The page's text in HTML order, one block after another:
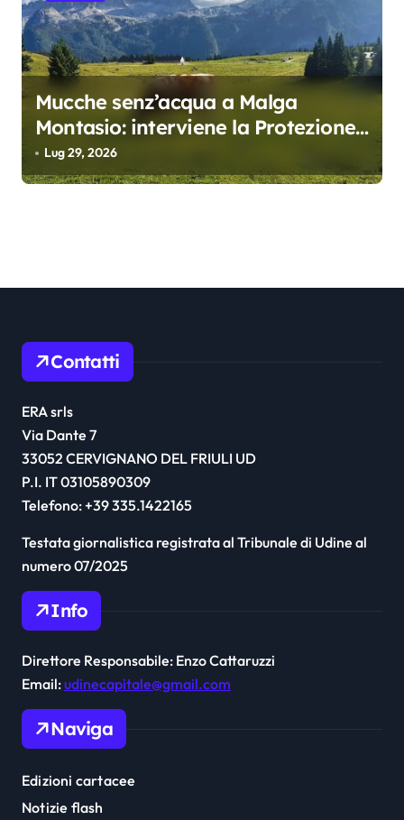
Mucche senz’acqua a Malga
Montasio: interviene la Protezione
civile, trasportati 10 mila litri
Lug 29, 2026
Contatti
ERA srls
Via Dante 7
33052 CERVIGNANO DEL FRIULI UD
P.I. IT 03105890309
Telefono: +39 335.1422165
Testata giornalistica registrata al Tribunale di Udine al
numero 07/2025
Info
Direttore Responsabile: Enzo Cattaruzzi
Email:udinecapitale@gmail.com
Naviga
Edizioni cartacee
Notizie flash